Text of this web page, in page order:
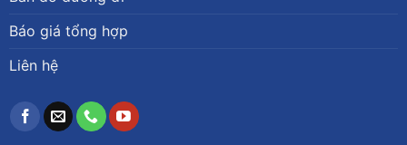
Báo giá tổng hợp
Liên hệ